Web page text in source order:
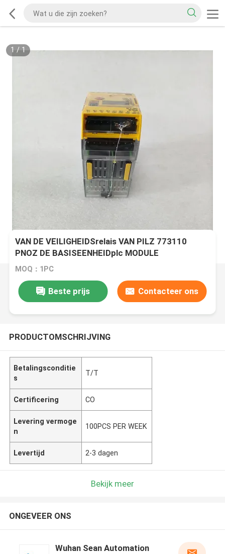
1 / 1
VAN DE VEILIGHEIDSrelais VAN PILZ 773110
PNOZ DE BASISEENHEIDplc MODULE
MOQ：1PC
Beste prijs Contacteer ons
PRODUCTOMSCHRIJVING
Betalingsconditie
s
T/T
Certificering CO
Levering vermoge
n
100PCS PER WEEK
Levertijd 2-3 dagen
Bekijk meer
ONGEVEER ONS
Wuhan Sean Automation